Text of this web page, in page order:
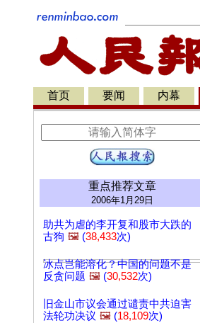
首页 要闻 内幕
重点推荐文章
2006年1月29日
助共为虐的李开复和股市大跌的
古狗 🖼️ (38,433次)
冰点岂能溶化？中国的问题不是
反贪问题 🖼️ (30,532次)
旧金山市议会通过谴责中共迫害
法轮功决议 🖼️ (18,109次)